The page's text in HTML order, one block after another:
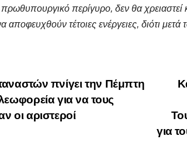
περίγυρο, δεν θα χρειαστεί
αποφευχθούν τέτοιες ενέργειες, διότι
για
πνίγει την Πέμπτη
για να τους
οι αριστεροί